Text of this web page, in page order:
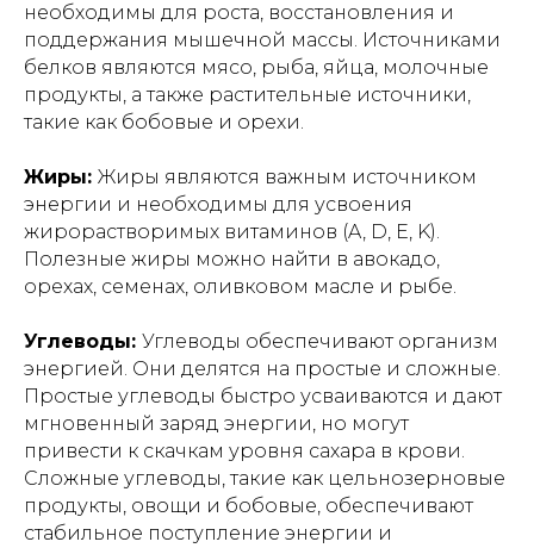
необходимы для роста, восстановления и
поддержания мышечной массы. Источниками
белков являются мясо, рыба, яйца, молочные
продукты, а также растительные источники,
такие как бобовые и орехи.
Жиры: Жиры являются важным источником
энергии и необходимы для усвоения
жирорастворимых витаминов (A, D, E, K).
Полезные жиры можно найти в авокадо,
орехах, семенах, оливковом масле и рыбе.
Углеводы: Углеводы обеспечивают организм
энергией. Они делятся на простые и сложные.
Простые углеводы быстро усваиваются и дают
мгновенный заряд энергии, но могут
привести к скачкам уровня сахара в крови.
Сложные углеводы, такие как цельнозерновые
продукты, овощи и бобовые, обеспечивают
стабильное поступление энергии и